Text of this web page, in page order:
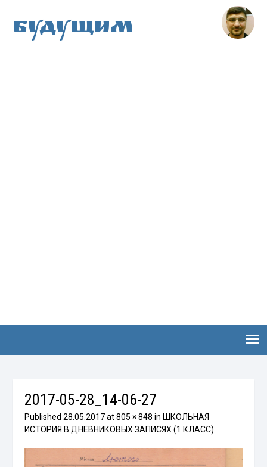
Будущим
2017-05-28_14-06-27
Published28.05.2017at805 × 848 in ШКОЛЬНАЯ
ИСТОРИЯ В ДНЕВНИКОВЫХ ЗАПИСЯХ (1 КЛАСС)